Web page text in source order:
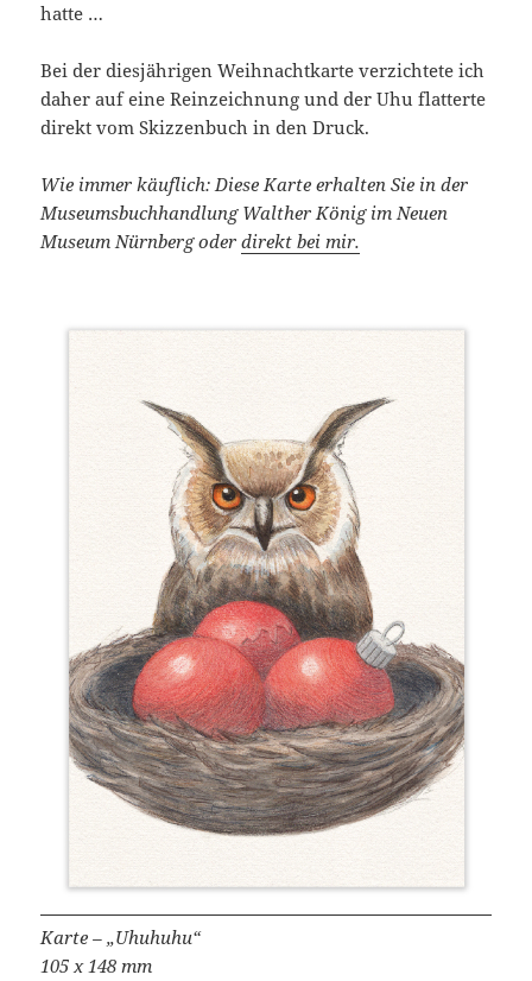
hatte …
Bei der diesjährigen Weihnachtkarte verzichtete ich
daher auf eine Reinzeichnung und der Uhu flatterte
direkt vom Skizzenbuch in den Druck.
Wie immer käuflich: Diese Karte erhalten Sie in der
Museumsbuchhandlung Walther König im Neuen
Museum Nürnberg oderdirekt bei mir.
Karte – „Uhuhuhu“
105 x 148 mm